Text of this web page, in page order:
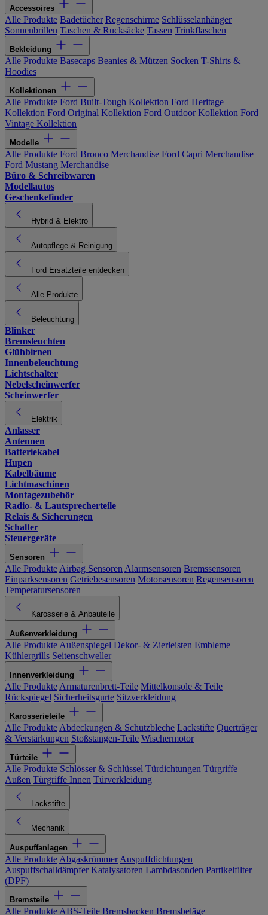
Accessoires
Alle Produkte Badetücher Regenschirme Schlüsselanhänger
Sonnenbrillen Taschen & Rucksäcke Tassen Trinkflaschen
Bekleidung
Alle Produkte Basecaps Beanies & Mützen Socken T-Shirts &
Hoodies
Kollektionen
Alle Produkte Ford Built-Tough Kollektion Ford Heritage
Kollektion Ford Original Kollektion Ford Outdoor Kollektion Ford
Vintage Kollektion
Modelle
Alle Produkte Ford Bronco Merchandise Ford Capri Merchandise
Ford Mustang Merchandise
Büro & Schreibwaren
Modellautos
Geschenkefinder
Hybrid & Elektro
Autopflege & Reinigung
Ford Ersatzteile entdecken
Alle Produkte
Beleuchtung
Blinker
Bremsleuchten
Glühbirnen
Innenbeleuchtung
Lichtschalter
Nebelscheinwerfer
Scheinwerfer
Elektrik
Anlasser
Antennen
Batteriekabel
Hupen
Kabelbäume
Lichtmaschinen
Montagezubehör
Radio- & Lautsprecherteile
Relais & Sicherungen
Schalter
Steuergeräte
Sensoren
Alle Produkte Airbag Sensoren Alarmsensoren Bremssensoren
Einparksensoren Getriebesensoren Motorsensoren Regensensoren
Temperatursensoren
Karosserie & Anbauteile
Außenverkleidung
Alle Produkte Außenspiegel Dekor- & Zierleisten Embleme
Kühlergrills Seitenschweller
Innenverkleidung
Alle Produkte Armaturenbrett-Teile Mittelkonsole & Teile
Rückspiegel Sicherheitsgurte Sitzverkleidung
Karosserieteile
Alle Produkte Abdeckungen & Schutzbleche Lackstifte Querträger
& Verstärkungen Stoßstangen-Teile Wischermotor
Türteile
Alle Produkte Schlösser & Schlüssel Türdichtungen Türgriffe
Außen Türgriffe Innen Türverkleidung
Lackstifte
Mechanik
Auspuffanlagen
Alle Produkte Abgaskrümmer Auspuffdichtungen
Auspuffschalldämpfer Katalysatoren Lambdasonden Partikelfilter
(DPF)
Bremsteile
Alle Produkte ABS-Teile Bremsbacken Bremsbeläge